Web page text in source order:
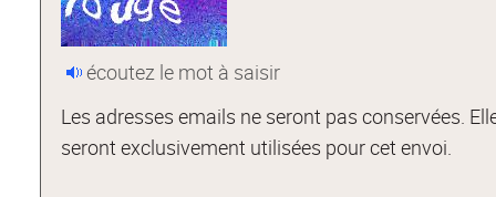
écoutez le mot à saisir
Les adresses emails ne seront pas conservées.
seront exclusivement utilisées pour cet envoi.